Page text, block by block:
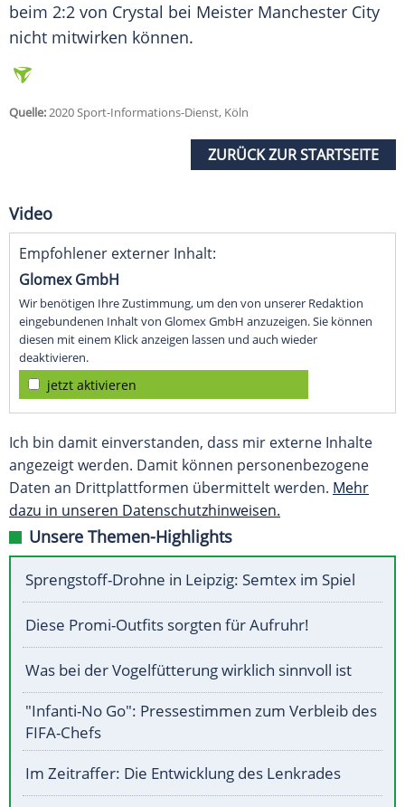
beim 2:2 von Crystal bei Meister Manchester City
nicht mitwirken können.
Quelle:2020 Sport-Informations-Dienst, Köln
ZURÜCK ZUR STARTSEITE
Video
Empfohlener externer Inhalt:
Glomex GmbH
Wir benötigen Ihre Zustimmung, um den von unserer Redaktion
eingebundenen Inhalt von Glomex GmbH anzuzeigen. Sie können
diesen mit einem Klick anzeigen lassen und auch wieder
deaktivieren.
jetzt aktivieren
Ich bin damit einverstanden, dass mir externe Inhalte
angezeigt werden. Damit können personenbezogene
Daten an Drittplattformen übermittelt werden. Mehr
dazu in unseren Datenschutzhinweisen.
Unsere Themen-Highlights
Sprengstoff-Drohne in Leipzig: Semtex im Spiel
Diese Promi-Outfits sorgten für Aufruhr!
Was bei der Vogelfütterung wirklich sinnvoll ist
"Infanti-No Go": Pressestimmen zum Verbleib des
FIFA-Chefs
Im Zeitraffer: Die Entwicklung des Lenkrades